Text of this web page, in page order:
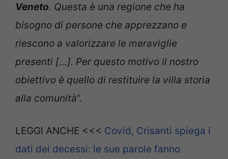
Veneto. Questa è una regione che ha
bisogno di persone che apprezzano e
riescono a valorizzare le meraviglie
presenti […]. Per questo motivo il nostro
obiettivo è quello di restituire la villa storia
alla comunità“.
LEGGI ANCHE <<< Covid, Crisanti spiega i
dati dei decessi: le sue parole fanno